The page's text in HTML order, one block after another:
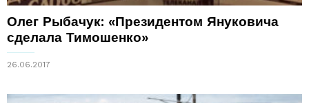
Олег Рыбачук: «Президентом Януковича
сделала Тимошенко»
26.06.2017